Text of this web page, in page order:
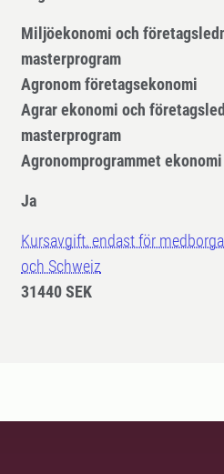
Miljöekonomi och
masterprogram
Agronom företagsekonomi
Agrar ekonomi och
masterprogram
Agronomprogrammet ekonomi
Ja
Kursavgift, endast för
och Schweiz
31440 SEK